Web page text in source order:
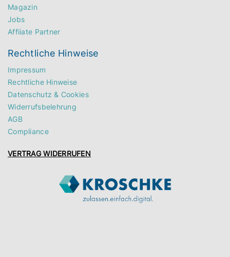
Magazin
Jobs
Affiiate Partner
Rechtliche Hinweise
Impressum
Rechtliche Hinweise
Datenschutz & Cookies
Widerrufsbelehrung
AGB
Compliance
VERTRAG WIDERRUFEN